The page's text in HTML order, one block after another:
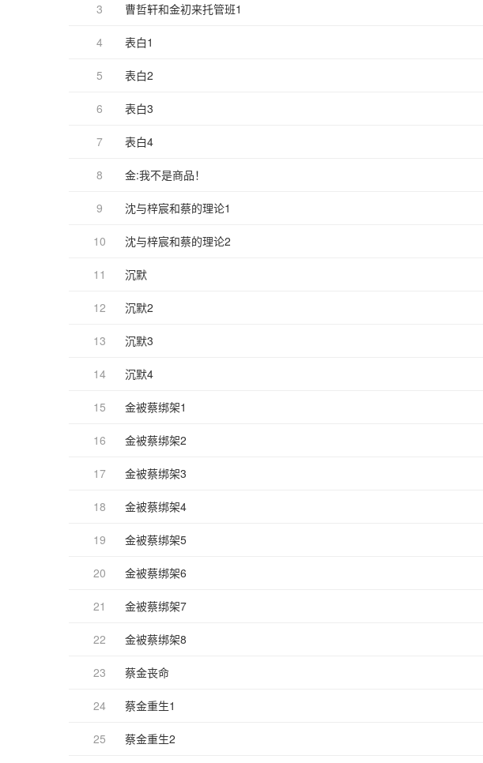
3 曹哲轩和金初来托管班1
4 表白1
5 表白2
6 表白3
7 表白4
8 金:我不是商品！
9 沈与梓宸和蔡的理论1
10 沈与梓宸和蔡的理论2
11 沉默
12 沉默2
13 沉默3
14 沉默4
15 金被蔡绑架1
16 金被蔡绑架2
17 金被蔡绑架3
18 金被蔡绑架4
19 金被蔡绑架5
20 金被蔡绑架6
21 金被蔡绑架7
22 金被蔡绑架8
23 蔡金丧命
24 蔡金重生1
25 蔡金重生2